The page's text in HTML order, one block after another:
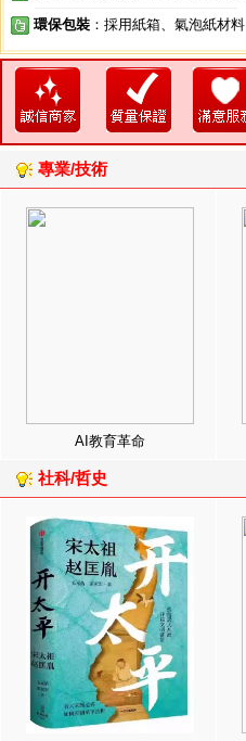
環保包裝 ：採用紙箱、氣泡紙材料
專業/技術
AI教育革命
社科/哲史